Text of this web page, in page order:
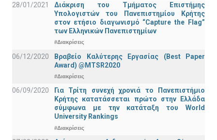
28/01/2021
Διάκριση του Τμήματος Επιστήμης
Υπολογιστών του Πανεπιστημίου Κρήτης
στον ετήσιο διαγωνισμό “Capture the Flag”
των Ελληνικών Πανεπιστημίων
#Διακρίσεις
06/12/2020
Βραβείο Καλύτερης Εργασίας (Best Paper
Award) @MTSR2020
#Διακρίσεις
06/09/2020
Για Τρίτη συνεχή χρονιά το Πανεπιστήμιο
Κρήτης κατατάσσεται πρώτο στην Ελλάδα
σύμφωνα με την κατάταξη του World
University Rankings
#Διακρίσεις